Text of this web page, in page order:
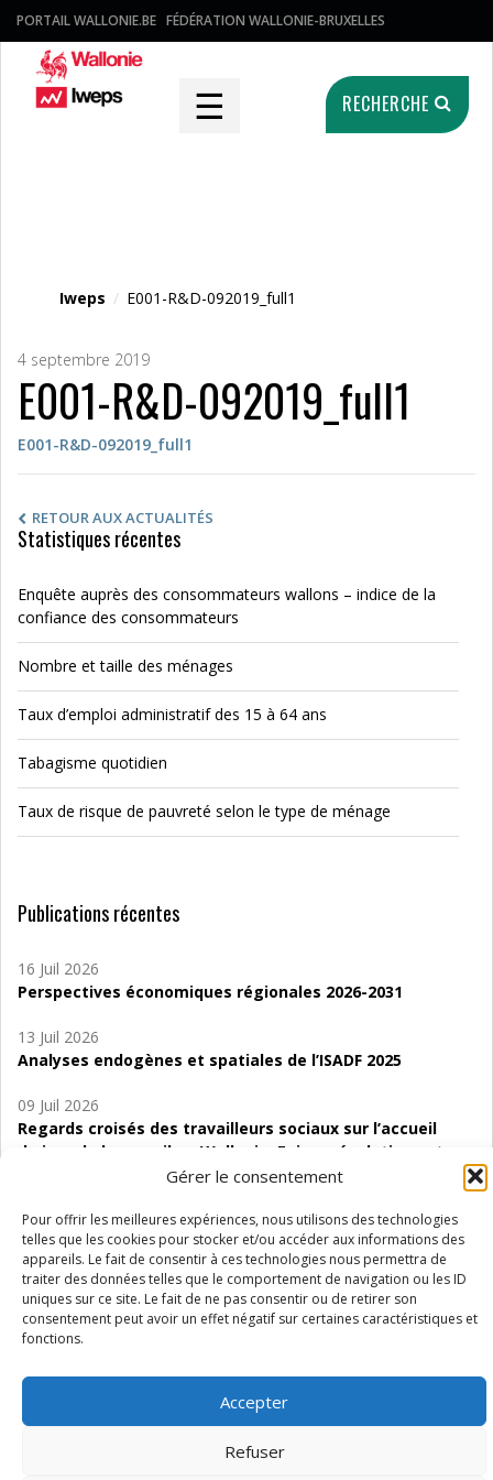
Gérer le consentement
Pour offrir les meilleures expériences, nous utilisons des technologies
telles que les cookies pour stocker et/ou accéder aux informations des
appareils. Le fait de consentir à ces technologies nous permettra de
traiter des données telles que le comportement de navigation ou les ID
uniques sur ce site. Le fait de ne pas consentir ou de retirer son
consentement peut avoir un effet négatif sur certaines caractéristiques et
fonctions.
Accepter
Refuser
PORTAIL WALLONIE.BE FÉDÉRATION WALLONIE-BRUXELLES
☰ RECHERCHE
Iweps / E001-R&D-092019_full1
4 septembre 2019
E001-R&D-092019_full1
E001-R&D-092019_full1
RETOUR AUX ACTUALITÉS
Statistiques récentes
Enquête auprès des consommateurs wallons – indice de la
confiance des consommateurs
Nombre et taille des ménages
Taux d’emploi administratif des 15 à 64 ans
Tabagisme quotidien
Taux de risque de pauvreté selon le type de ménage
Publications récentes
16 Juil 2026
Perspectives économiques régionales 2026-2031
13 Juil 2026
Analyses endogènes et spatiales de l’ISADF 2025
09 Juil 2026
Regards croisés des travailleurs sociaux sur l’accueil
de jour de bas seuil en Wallonie. Enjeux, évolutions et
06 Juil 2026
Étude d’évaluabilité des Structures
d’accompagnement à l’autocréation d’emploi (SAACE)
01 Juil 2026
Pénurie du personnel infirmier :quels indicateurs
Wallonie ?